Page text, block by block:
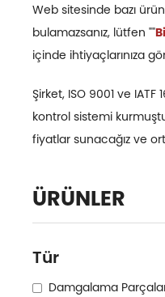
Web sitesinde bazı
bulamazsanız, lütfen ""
içinde ihtiyaçlarınıza
Şirket, ISO 9001 ve
kontrol sistemi
fiyatlar sunacağız ve
ÜRÜNLER
Tür
Damgalama